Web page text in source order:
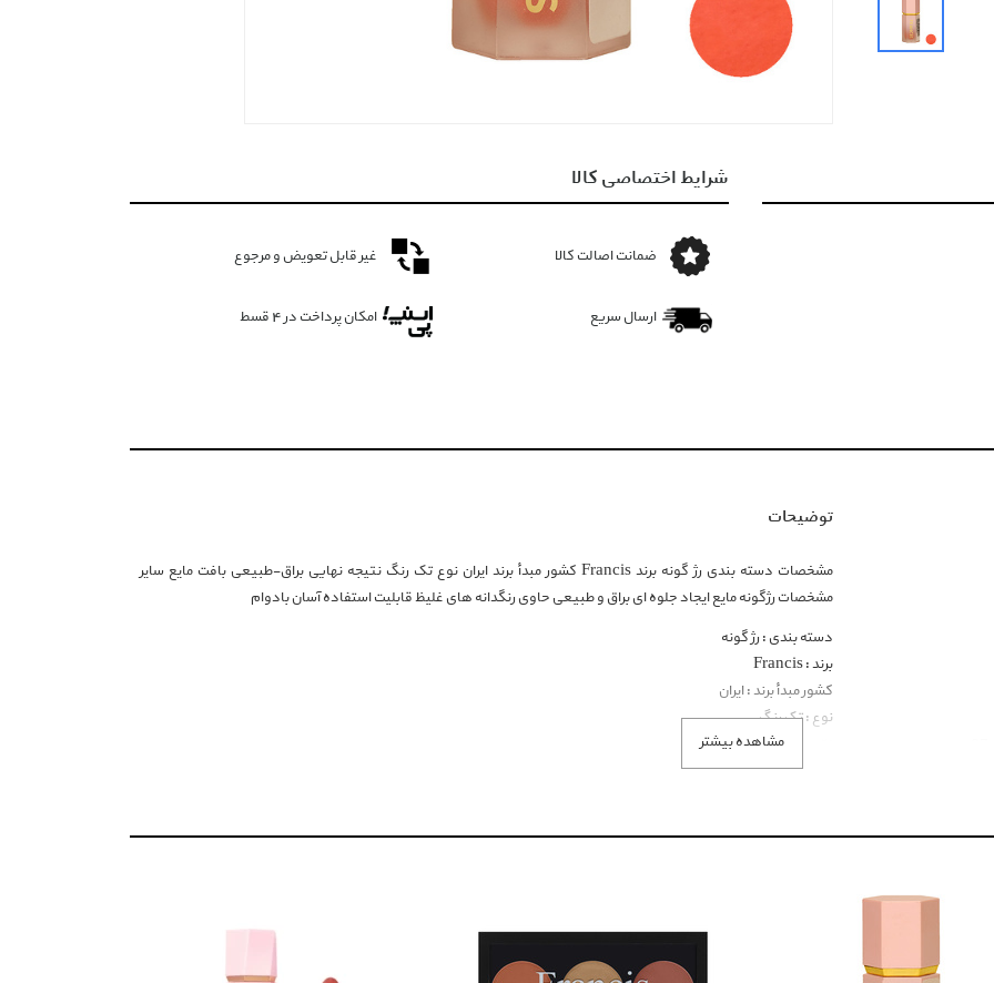
شرایط اختصاصی کالا
ضمانت اصالت کالا غیر قابل تعویض و مرجوع
ارسال سریع امکان پرداخت در 4 قسط
مشاهده بیشتر
توضیحات
مشخصات دسته بندی رژ گونه برند Francis کشور مبدأ برند ایران نوع تک رنگ نتیجه نهایی براق-طبیعی بافت مایع سایر
مشخصات رژگونه مایع ایجاد جلوه ای براق و طبیعی حاوی رنگدانه های غلیظ قابلیت استفاده آسان بادوام
دسته بندی : رژ گونه
برند : Francis
کشور مبدأ برند : ایران
نوع : تک رنگ
نتیجه نهایی : براق-طبیعی
بافت : مایع